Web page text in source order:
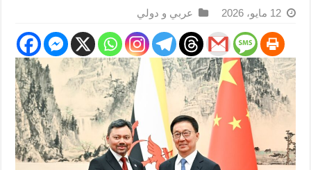
12 مايو، 2026 عربي و دولي